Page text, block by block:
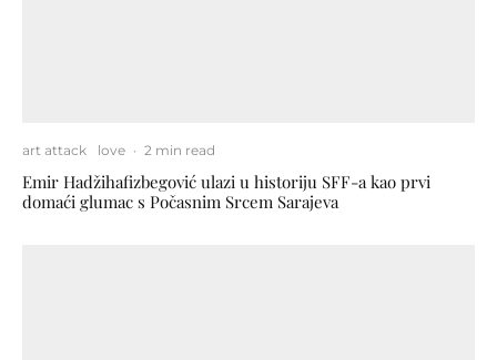
art attack love · 2 min read
Emir Hadžihafizbegović ulazi u historiju SFF-a kao prvi
domaći glumac s Počasnim Srcem Sarajeva